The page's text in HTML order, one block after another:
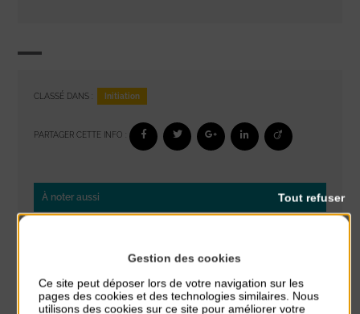
CLASSÉ DANS : Initiation
PARTAGER CETTE INFO :
À noter aussi
Stretching
Gestion des cookies
Ce site peut déposer lors de votre navigation sur les
pages des cookies et des technologies similaires. Nous
utilisons des cookies sur ce site pour améliorer votre
Tout refuser